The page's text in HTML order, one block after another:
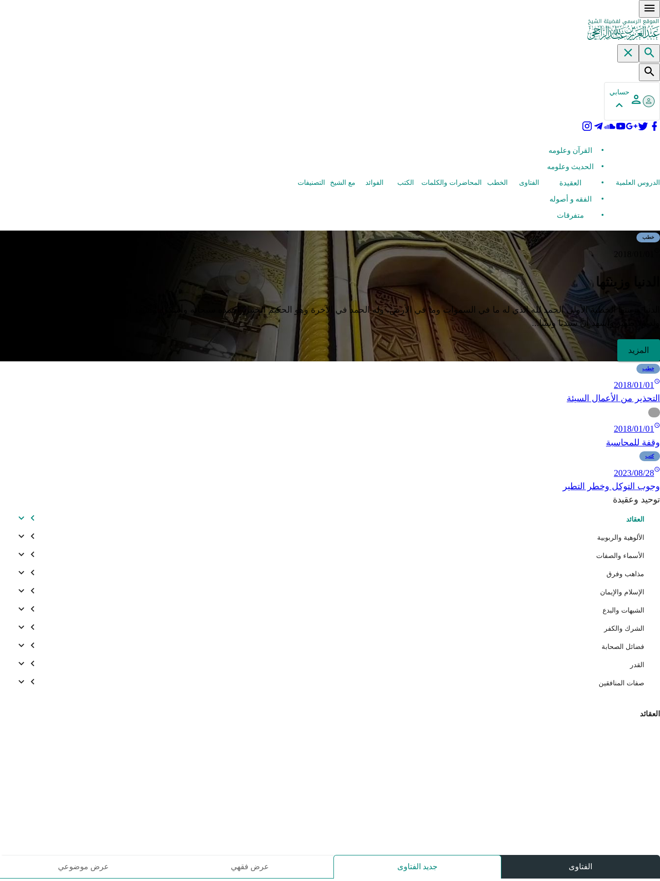
حسابي
الدروس العلمية
القرآن وعلومه
الحديث وعلومه
العقيدة
الفقه و أصوله
متفرقات
الفتاوى الخطب المحاضرات والكلمات الكتب الفوائد مع الشيخ التصنيفات
خطب
الدنيا وزينتها
الدنيا وزينتها الخطبة الأولى الحمد لله الذي له ما في السموات وما في الأرض، وله الحمد في الآخرة وهو الحكيم الخبير، أحمده سبحانه وأشكره وأشهد أن لا إله إلَّا الله وحده لا شريك له ولا
ولد ولا ظهير وأشهد أنَّ سيدنا ونبيَّنا...
المزيد
خطب
2018/01/01
التحذير من الأعمال السيئة
2018/01/01
وقفة للمحاسبة
كتب
2023/08/28
وجوب التوكل وخطر التطير
توحيد وعقيدة
العقائد
الألوهية والربوبية
الأسماء والصفات
مذاهب وفرق
الإسلام والإيمان
الشبهات والبدع
الشرك والكفر
فضائل الصحابة
القدر
صفات المنافقين
العقائد
الفتاوى جديد الفتاوى عرض فقهي عرض موضوعي